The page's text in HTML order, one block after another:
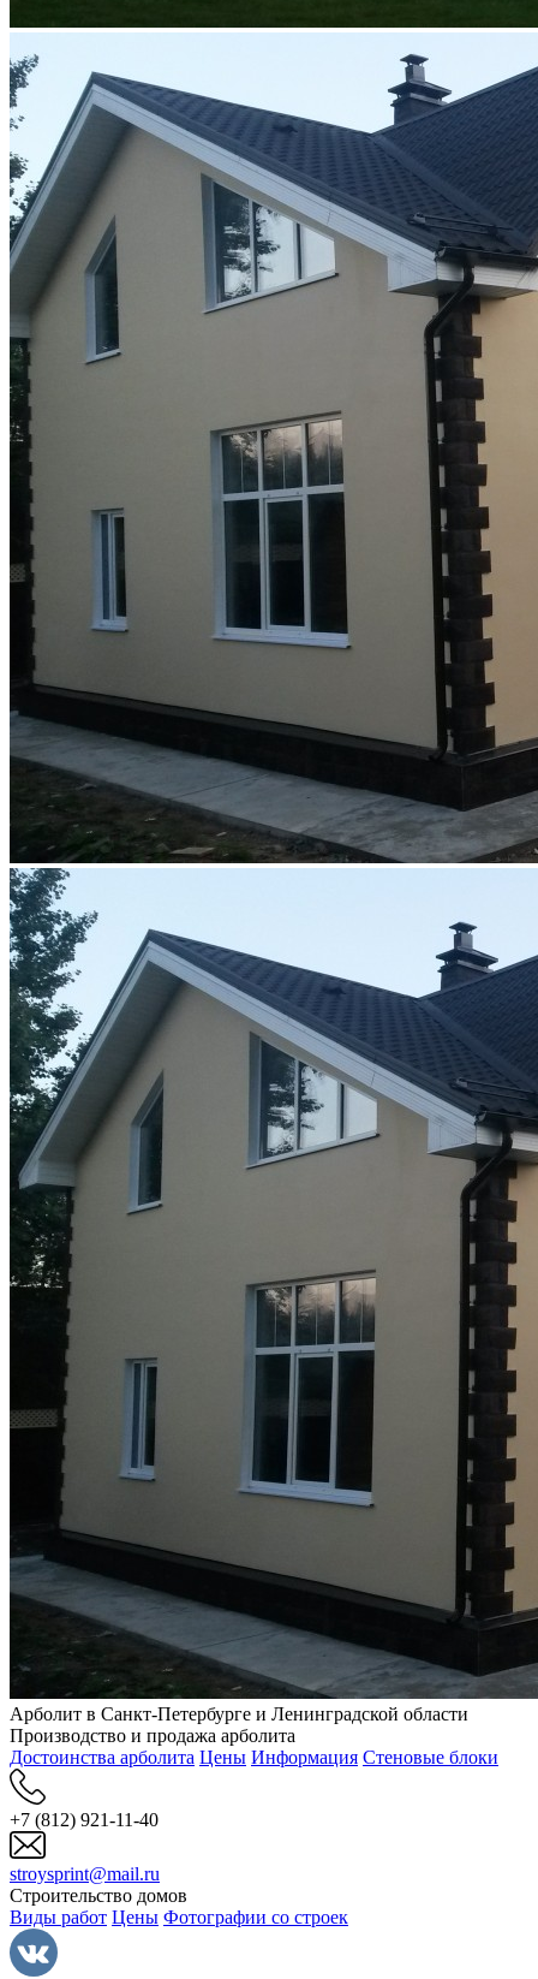
Арболит в Санкт-Петербурге и Ленинградской области
Производство и продажа арболита
Достоинства арболита Цены Информация Стеновые блоки
+7 (812) 921-11-40
stroysprint@mail.ru
Строительство домов
Виды работ Цены Фотографии со строек